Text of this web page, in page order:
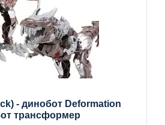
- динобот Deformation
трансформер